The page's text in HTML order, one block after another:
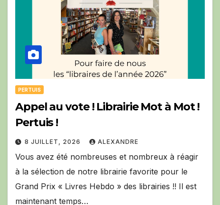
PERTUIS
Appel au vote ! Librairie Mot à Mot !
Pertuis !
8 JUILLET, 2026 ALEXANDRE
Vous avez été nombreuses et nombreux à réagir
à la sélection de notre librairie favorite pour le
Grand Prix « Livres Hebdo » des librairies !! Il est
maintenant temps…